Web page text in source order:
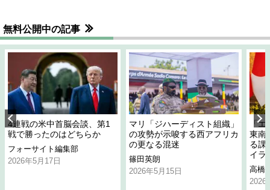
無料公開中の記事
4連戦の米中首脳会談、第1
戦で勝ったのはどちらか
フォーサイト編集部
2026年5月17日
マリ「ジハーディスト組織」
の攻勢が示唆する西アフリカ
の更なる混迷
篠田英朗
2026年5月15日
「
東南
る課
イラ
高橋
2026